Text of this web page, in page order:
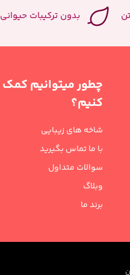
بدون ترکیبات حیوانی
چطور میتوانیم کمک
کنیم؟
شاخه های زیبایی
با ما تماس بگیرید
سوالات متداول
وبلاگ
برند ما